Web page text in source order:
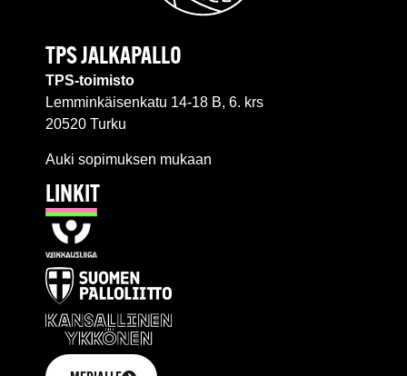
TPS JALKAPALLO
TPS-toimisto
Lemminkäisenkatu 14-18 B, 6. krs
20520 Turku
Auki sopimuksen mukaan
LINKIT